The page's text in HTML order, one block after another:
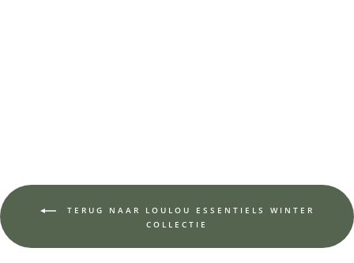
TERUG NAAR LOULOU ESSENTIELS WINTER
COLLECTIE